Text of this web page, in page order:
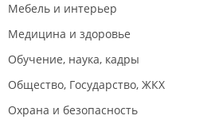
Мебель и интерьер
Медицина и здоровье
Обучение, наука, кадры
Общество, Государство, ЖКХ
Охрана и безопасность